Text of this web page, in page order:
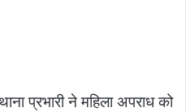
प्रभारी ने महिला अपराध को